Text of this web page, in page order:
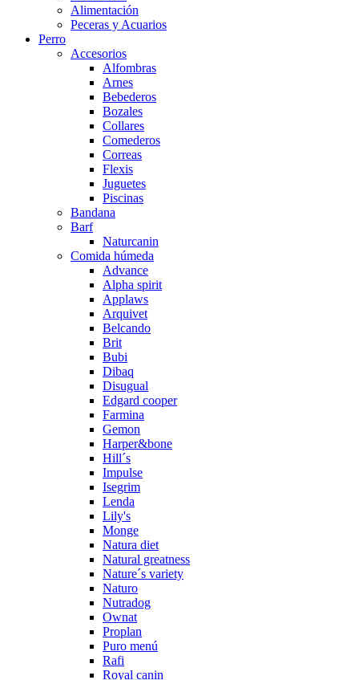
Alimentación
Peceras y Acuarios
Perro
Accesorios
Alfombras
Arnes
Bebederos
Bozales
Collares
Comederos
Correas
Flexis
Juguetes
Piscinas
Bandana
Barf
Naturcanin
Comida húmeda
Advance
Alpha spirit
Applaws
Arquivet
Belcando
Brit
Bubi
Dibaq
Disugual
Edgard cooper
Farmina
Gemon
Harper&bone
Hill´s
Impulse
Isegrim
Lenda
Lily's
Monge
Natura diet
Natural greatness
Nature´s variety
Naturo
Nutradog
Ownat
Proplan
Puro menú
Rafi
Royal canin